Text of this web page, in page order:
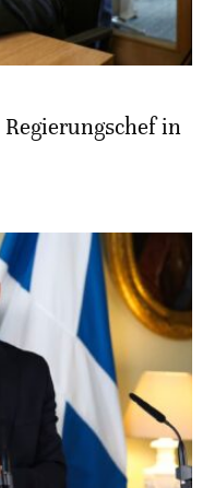
in